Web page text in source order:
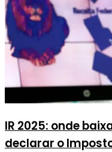
IR 2025: onde
declarar o